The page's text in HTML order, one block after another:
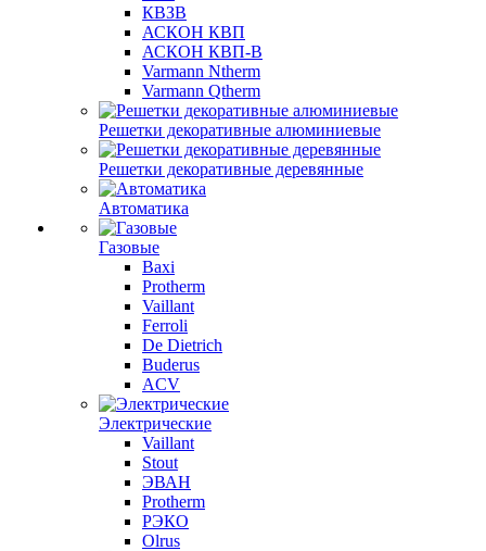
КВЗВ
АСКОН КВП
АСКОН КВП-В
Varmann Ntherm
Varmann Qtherm
Решетки декоративные алюминиевые
Решетки декоративные деревянные
Автоматика
Газовые
Baxi
Protherm
Vaillant
Ferroli
De Dietrich
Buderus
ACV
Электрические
Vaillant
Stout
ЭВАН
Protherm
РЭКО
Olrus